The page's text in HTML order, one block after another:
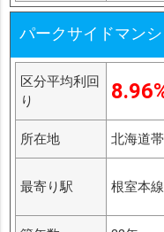
パークサイドマン
区分平均利回
り
所在地 北海道
最寄り駅 根室本